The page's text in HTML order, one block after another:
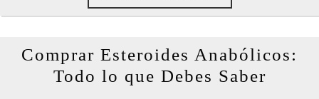
READING
Comprar Esteroides Anabólicos:
Todo lo que Debes Saber